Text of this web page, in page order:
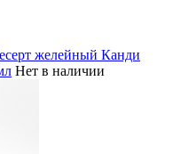
желейный Канди
Нет в наличии